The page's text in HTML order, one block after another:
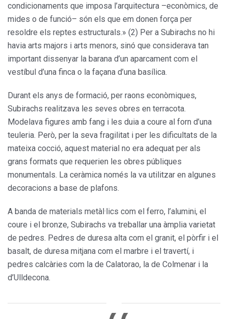
condicionaments que imposa l’arquitectura –econòmics, de
mides o de funció– són els que em donen força per
resoldre els reptes estructurals.» (2) Per a Subirachs no hi
havia arts majors i arts menors, sinó que considerava tan
important dissenyar la barana d’un aparcament com el
vestíbul d’una finca o la façana d’una basílica.
Durant els anys de formació, per raons econòmiques,
Subirachs realitzava les seves obres en terracota.
Modelava figures amb fang i les duia a coure al forn d’una
teuleria. Però, per la seva fragilitat i per les dificultats de la
mateixa cocció, aquest material no era adequat per als
grans formats que requerien les obres públiques
monumentals. La ceràmica només la va utilitzar en algunes
decoracions a base de plafons.
A banda de materials metàl·lics com el ferro, l’alumini, el
coure i el bronze, Subirachs va treballar una àmplia varietat
de pedres. Pedres de duresa alta com el granit, el pòrfir i el
basalt, de duresa mitjana com el marbre i el travertí, i
pedres calcàries com la de Calatorao, la de Colmenar i la
d’Ulldecona.